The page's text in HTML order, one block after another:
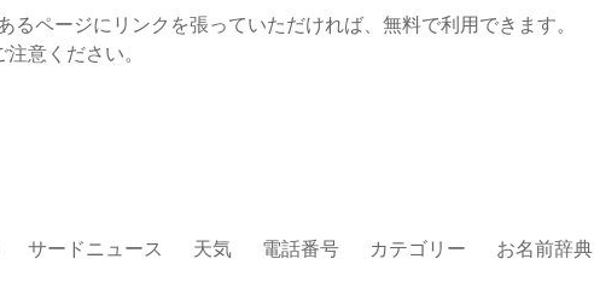
るページにリンクを張っていただければ、無料で利用できます。
意ください。
サードニュース 天気 電話番号 カテゴリー お名前辞典